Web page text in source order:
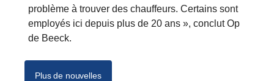
problème à trouver des chauffeurs. Certains sont
employés ici depuis plus de 20 ans », conclut Op
de Beeck.
Plus de nouvelles